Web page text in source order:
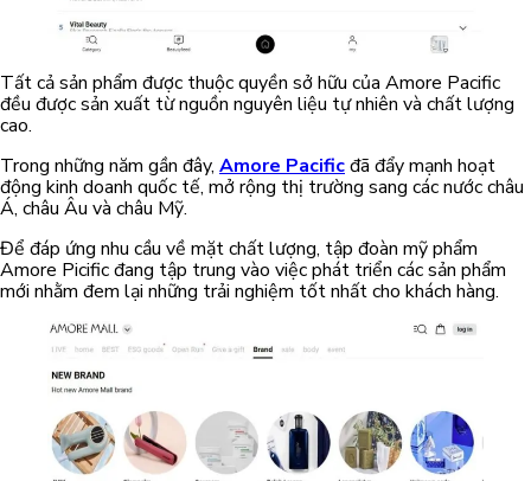
Tất cả sản phẩm được thuộc quyền sở hữu của Amore Pacific
đều được sản xuất từ nguồn nguyên liệu tự nhiên và chất lượng
cao.
Trong những năm gần đây, Amore Pacificđã đẩy mạnh hoạt
động kinh doanh quốc tế, mở rộng thị trường sang các nước châu
Á, châu Âu và châu Mỹ.
Để đáp ứng nhu cầu về mặt chất lượng, tập đoàn mỹ phẩm
Amore Picific đang tập trung vào việc phát triển các sản phẩm
mới nhằm đem lại những trải nghiệm tốt nhất cho khách hàng.